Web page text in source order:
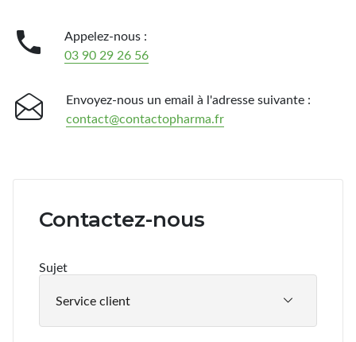
Spray désinfectant lunettes
rayonnement)

Appelez-nous :
03 90 29 26 56
Envoyez-nous un email à l'adresse suivante :
contact@contactopharma.fr
Contactez-nous
Sujet
Service client